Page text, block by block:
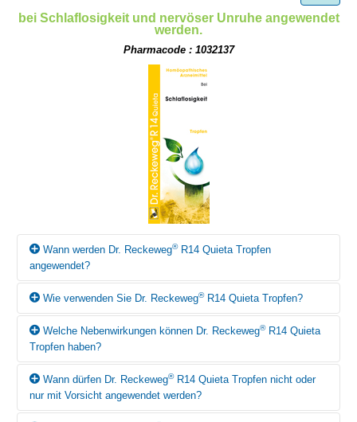
bei Schlaflosigkeit und nervöser Unruhe angewendet
werden.
Pharmacode : 1032137
Wann werden Dr. Reckeweg®R14 Quieta Tropfen
angewendet?
Gemäss homöopathischem Arzneimittelbild können Dr.
Reckeweg®R14 Quieta Tropfen bei Schlaflosigkeit und nervöser
Unruhe angewendet werden.
Wie verwenden Sie Dr. Reckeweg®R14 Quieta Tropfen?
Falls vom Arzt bzw. von der Ärztin nicht anders verschrieben,
3mal täglich 10-15 Tropfen in etwas Wasser vor den Mahlzeiten,
zur Nacht 20 Tropfen in etwas Wasser einnehmen. Bei
chronischer Schlaflosigkeit zur Nacht 20 Tropfen über einen
längeren Zeitraum. Mit eintretender Besserung genügt die
Einnahme von 10-20 Tropfen vor dem Schlafengehen.
Welche Nebenwirkungen können Dr. Reckeweg®R14 Quieta
Tropfen haben?
Für Dr. Reckeweg® R14 Quieta Tropfen sind bisher bei
bestimmungsgemäßem Gebrauch keine Nebenwirkungen
beobachtet worden. Wenn Sie dennoch Nebenwirkungen
Wann dürfen Dr. Reckeweg®R14 Quieta Tropfen nicht oder
nur mit Vorsicht angewendet werden?